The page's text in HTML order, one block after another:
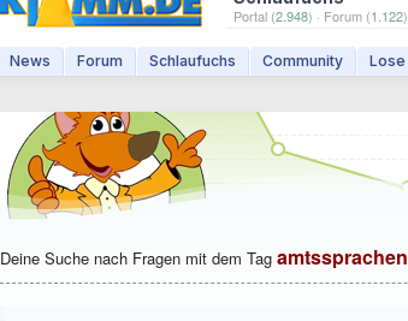
Portal (2.948) · Forum (1.122)
News Forum Schlaufuchs Community Lose
Deine Suche nach Fragen mit dem Tag amtssprachen